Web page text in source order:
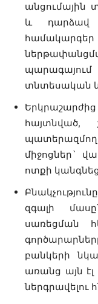
անցումային
և դարձավ
տնտեսական
հայտնված,
միջոցներ`
ոտքի
զգալի
սառեցման
բանկերի
առանց այն
ներգրավելու